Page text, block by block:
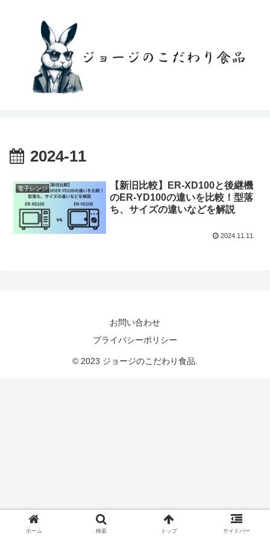
2024-11
電子レンジ
【新旧比較】ER-XD100と後継機
のER-YD100の違いを比較！型落
ち、サイズの違いなどを解説
2024.11.11
お問い合わせ
プライバシーポリシー
© 2023 ジョージのこだわり食品.
ホーム 検索 トップ サイドバー